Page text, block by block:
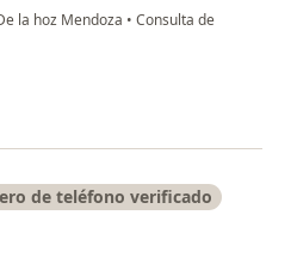
la hoz Mendoza • Consulta de
de teléfono verificado